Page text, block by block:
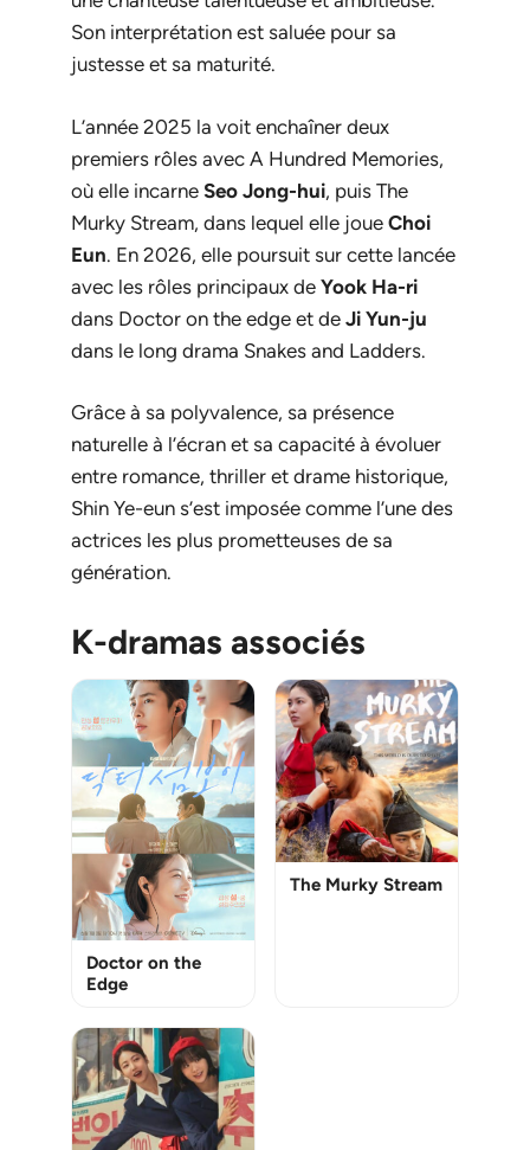
Son interprétation est saluée pour sa
justesse et sa maturité.
L’année 2025 la voit enchaîner deux
premiers rôles avec A Hundred Memories,
où elle incarne Seo Jong-hui, puis The
Murky Stream, dans lequel elle joue Choi
Eun. En 2026, elle poursuit sur cette lancée
avec les rôles principaux de Yook Ha-ri
dans Doctor on the edge et de Ji Yun-ju
dans le long drama Snakes and Ladders.
Grâce à sa polyvalence, sa présence
naturelle à l’écran et sa capacité à évoluer
entre romance, thriller et drame historique,
Shin Ye-eun s’est imposée comme l’une des
actrices les plus prometteuses de sa
génération.
K-dramas associés
Doctor on the
Edge
The Murky Stream